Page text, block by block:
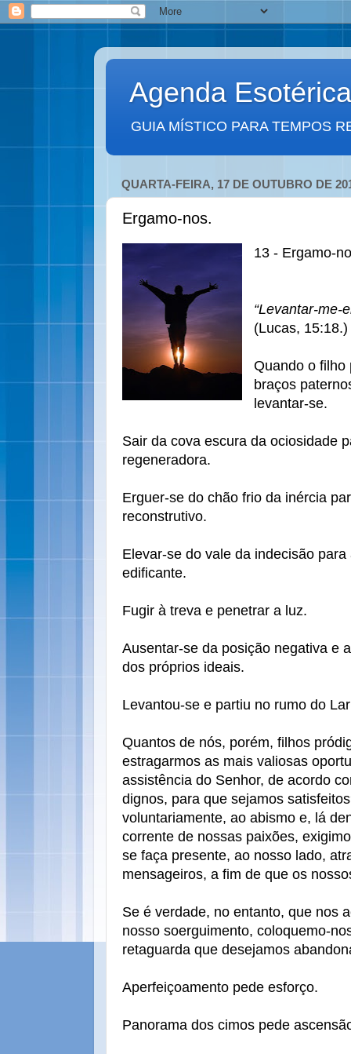
Agenda Esotérica
GUIA MÍSTICO PARA TEMPOS
QUARTA-FEIRA, 17 DE OUTUBRO DE
Ergamo-nos.
13 - Ergamo-
“Levantar-me-
(Lucas, 15:18.)
Quando o filho
braços
levantar-se.
Sair da cova escura da ociosidade
regeneradora.
Erguer-se do chão frio da inércia
reconstrutivo.
Elevar-se do vale da indecisão
edificante.
Fugir à treva e penetrar a luz.
Ausentar-se da posição negativa e
dos próprios ideais.
Levantou-se e partiu no rumo do
Quantos de nós, porém, filhos
estragarmos as mais valiosas
assistência do Senhor, de acordo
dignos, para que sejamos
voluntariamente, ao abismo e, lá
corrente de nossas paixões,
se faça presente, ao nosso lado,
mensageiros, a fim de que os
Se é verdade, no entanto, que nos
nosso soerguimento, coloquemo-
retaguarda que desejamos
Aperfeiçoamento pede esforço.
Panorama dos cimos pede